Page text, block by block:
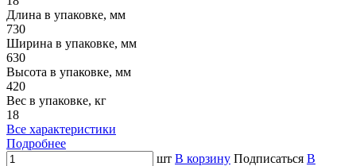
Длина в упаковке, мм
730
Ширина в упаковке, мм
630
Высота в упаковке, мм
420
Вес в упаковке, кг
18
Все характеристики
Подробнее
шт В корзину Подписаться В